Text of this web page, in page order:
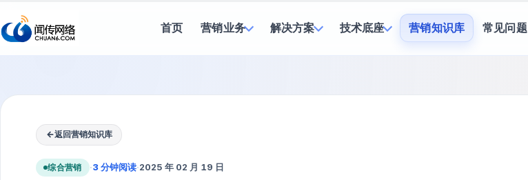
首页 营销业务 解决方案 技术底座 营销知识库 常见问题
←返回营销知识库
综合营销 ·3 分钟阅读·2025 年 02 月 19 日